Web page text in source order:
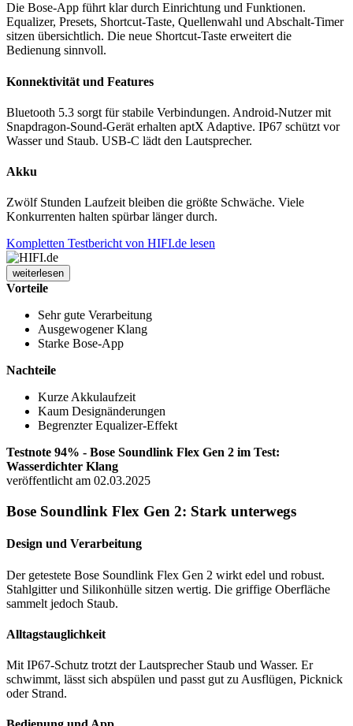
Die Bose-App führt klar durch Einrichtung und Funktionen.
Equalizer, Presets, Shortcut-Taste, Quellenwahl und Abschalt-Timer
sitzen übersichtlich. Die neue Shortcut-Taste erweitert die
Bedienung sinnvoll.
Konnektivität und Features
Bluetooth 5.3 sorgt für stabile Verbindungen. Android-Nutzer mit
Snapdragon-Sound-Gerät erhalten aptX Adaptive. IP67 schützt vor
Wasser und Staub. USB-C lädt den Lautsprecher.
Akku
Zwölf Stunden Laufzeit bleiben die größte Schwäche. Viele
Konkurrenten halten spürbar länger durch.
Kompletten Testbericht von HIFI.de lesen
weiterlesen
Vorteile
Sehr gute Verarbeitung
Ausgewogener Klang
Starke Bose-App
Nachteile
Kurze Akkulaufzeit
Kaum Designänderungen
Begrenzter Equalizer-Effekt
Testnote 94% - Bose Soundlink Flex Gen 2 im Test:
Wasserdichter Klang
veröffentlicht am 02.03.2025
Bose Soundlink Flex Gen 2: Stark unterwegs
Design und Verarbeitung
Der getestete Bose Soundlink Flex Gen 2 wirkt edel und robust.
Stahlgitter und Silikonhülle sitzen wertig. Die griffige Oberfläche
sammelt jedoch Staub.
Alltagstauglichkeit
Mit IP67-Schutz trotzt der Lautsprecher Staub und Wasser. Er
schwimmt, lässt sich abspülen und passt gut zu Ausflügen, Picknick
oder Strand.